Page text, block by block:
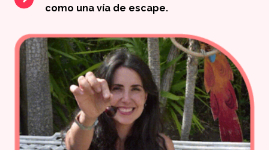
como una vía de escape.